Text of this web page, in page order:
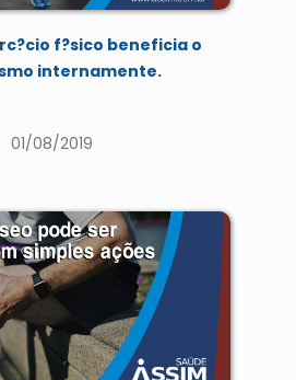
f?sico beneficia o
internamente.
01/08/2019